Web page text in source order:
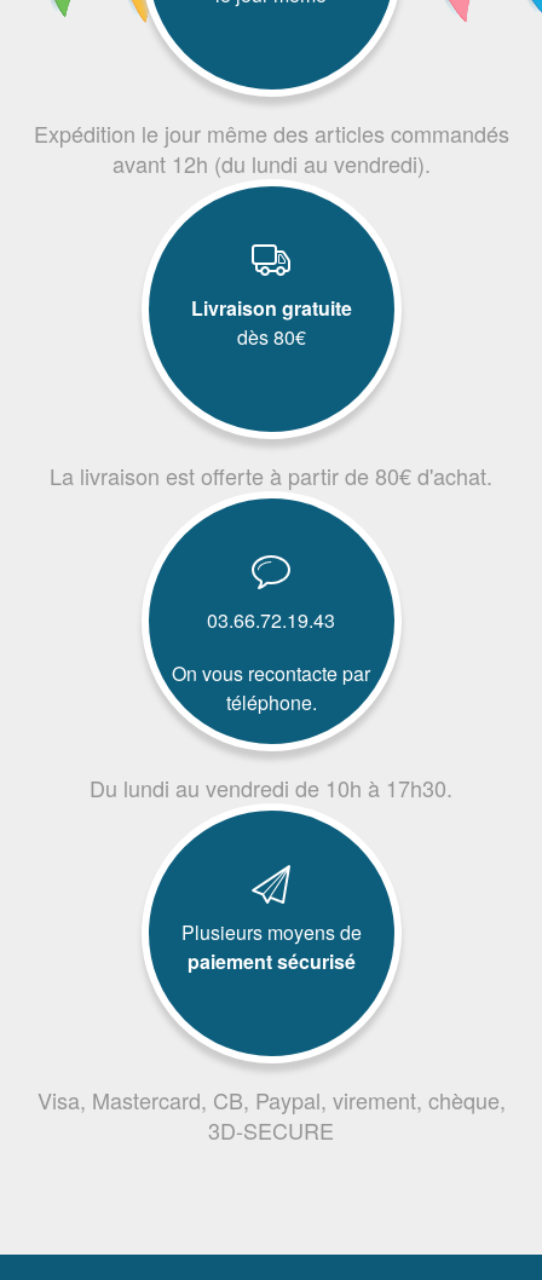
Expédition le jour même des articles commandés
avant 12h (du lundi au vendredi).
Livraison gratuite
dès 80€
La livraison est offerte à partir de 80€ d'achat.
03.66.72.19.43
On vous recontacte par
téléphone.
Du lundi au vendredi de 10h à 17h30.
Plusieurs moyens de
paiement sécurisé
Visa, Mastercard, CB, Paypal, virement, chèque,
3D-SECURE